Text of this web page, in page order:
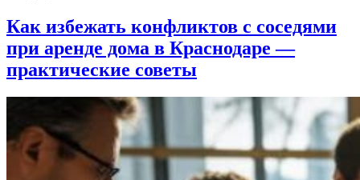
Как избежать конфликтов с соседями
при аренде дома в Краснодаре —
практические советы